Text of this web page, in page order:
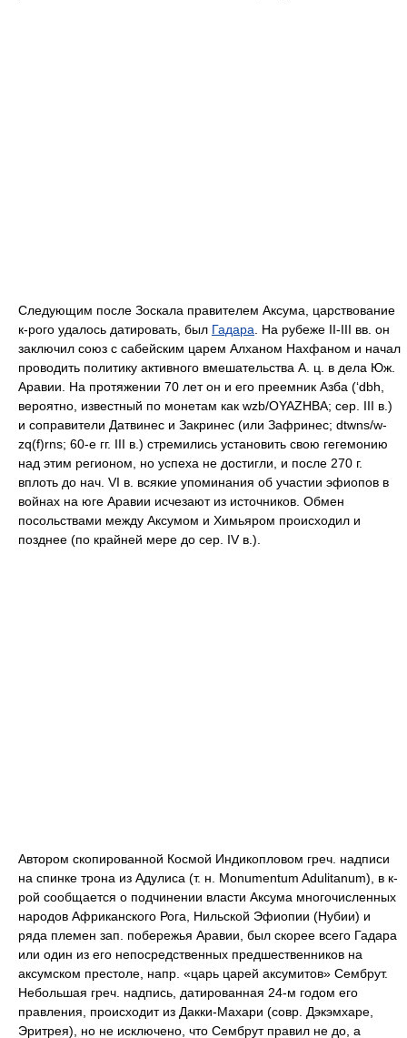
Следующим после Зоскала правителем Аксума, царствование
к-рого удалось датировать, был Гадара . На рубеже II-III вв. он
заключил союз с сабейским царем Алханом Нахфаном и начал
проводить политику активного вмешательства А. ц. в дела Юж.
Аравии. На протяжении 70 лет он и его преемник Азба (‘dbh,
вероятно, известный по монетам как wzb/ΟΥΑΖΗΒΑ; сер. III в.)
и соправители Датвинес и Закринес (или Зафринес; dtwns/w-
zq(f)rns; 60-е гг. III в.) стремились установить свою гегемонию
над этим регионом, но успеха не достигли, и после 270 г.
вплоть до нач. VI в. всякие упоминания об участии эфиопов в
войнах на юге Аравии исчезают из источников. Обмен
посольствами между Аксумом и Химьяром происходил и
позднее (по крайней мере до сер. IV в.).
Автором скопированной Космой Индикопловом греч. надписи
на спинке трона из Адулиса (т. н. Monumentum Adulitanum), в к-
рой сообщается о подчинении власти Аксума многочисленных
народов Африканского Рога, Нильской Эфиопии (Нубии) и
ряда племен зап. побережья Аравии, был скорее всего Гадара
или один из его непосредственных предшественников на
аксумском престоле, напр. «царь царей аксумитов» Сембрут.
Небольшая греч. надпись, датированная 24-м годом его
правления, происходит из Дакки-Махари (совр. Дэкэмхаре,
Эритрея), но не исключено, что Сембрут правил не до, а